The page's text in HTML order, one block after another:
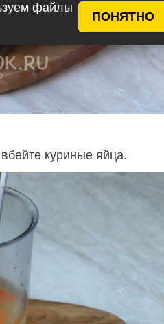
файлы
ПОНЯТНО
куриные яйца.